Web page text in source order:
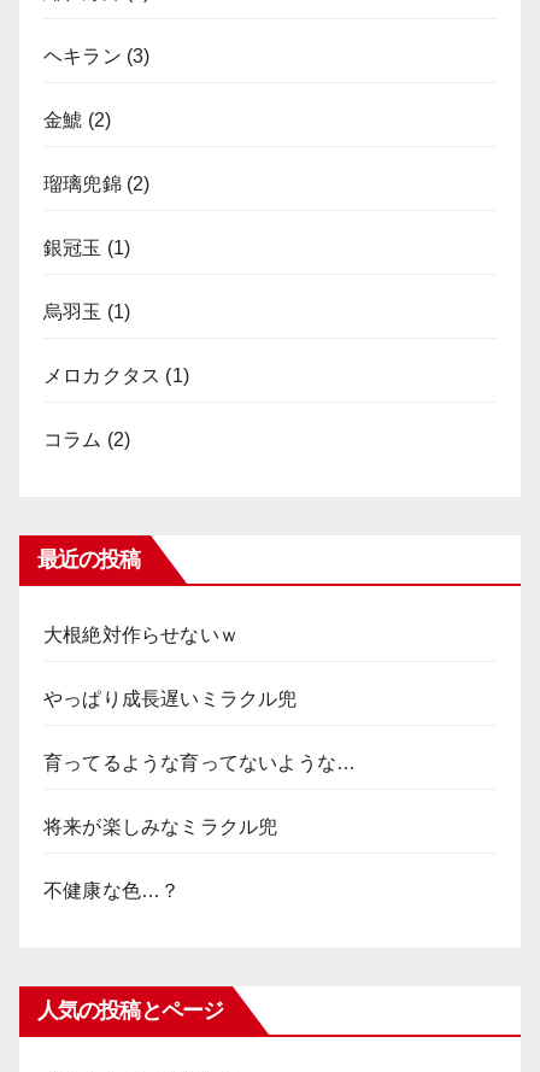
ヘキラン (3)
金鯱 (2)
瑠璃兜錦(2)
銀冠玉 (1)
烏羽玉 (1)
メロカクタス (1)
コラム (2)
最近の投稿
大根絶対作らせないｗ
やっぱり成長遅いミラクル兜
育ってるような育ってないような…
将来が楽しみなミラクル兜
不健康な色…？
人気の投稿とページ